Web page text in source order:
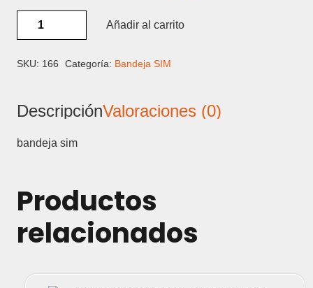
NOTE
-
cantidad
Añadir al carrito
SKU: 166 Categoría: Bandeja SIM
DescripciónValoraciones (0)
bandeja sim
Productos
relacionados